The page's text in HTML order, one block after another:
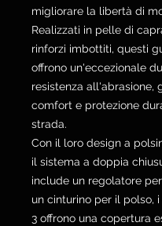
migliorare la libertà di
Realizzati in pelle di
rinforzi imbottiti, questi
offrono un'eccezionale
resistenza all'abrasione,
comfort e protezione
strada.
Con il loro design a
il sistema a doppia
include un regolatore
un cinturino per il polso,
3 offrono una copertura